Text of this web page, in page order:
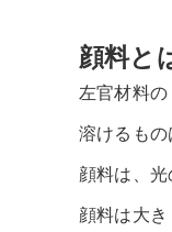
顔料と
左官材料
溶けるもの
顔料は、
顔料は大き